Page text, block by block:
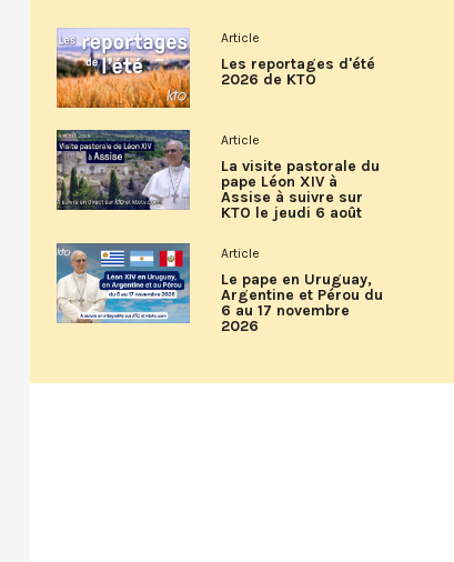
Article
Les reportages d'été
2026 de KTO
Article
La visite pastorale du
pape Léon XIV à
Assise à suivre sur
KTO le jeudi 6 août
Article
Le pape en Uruguay,
Argentine et Pérou du
6 au 17 novembre
2026